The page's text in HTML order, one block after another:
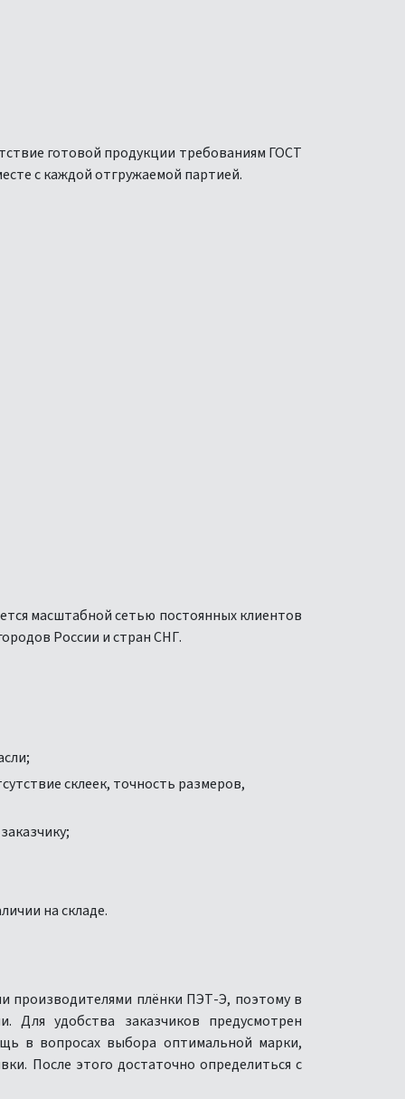
готовой продукции требованиям ГОСТ
с каждой отгружаемой партией.
масштабной сетью постоянных клиентов
России и стран СНГ.
склеек, точность размеров,
на складе.
производителями плёнки ПЭТ-Э, поэтому в
Для удобства заказчиков предусмотрен
в вопросах выбора оптимальной марки,
После этого достаточно определиться с